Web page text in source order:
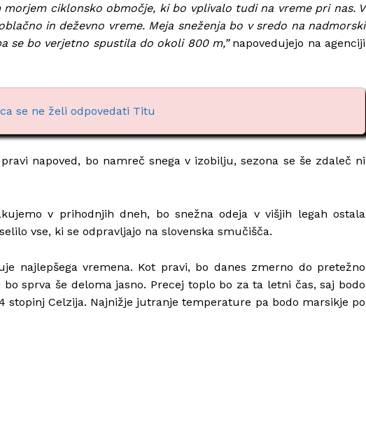
ciklonsko območje, ki bo vplivalo tudi na vreme pri nas. V
in deževno vreme. Meja sneženja bo v sredo na nadmorski
se bo verjetno spustila do okoli 800 m,”napovedujejo na agenciji
se ne želi odpovedati Titu
napoved, bo namreč snega v izobilju, sezona se še zdaleč ni
v prihodnjih dneh, bo snežna odeja v višjih legah ostala
vse, ki se odpravljajo na slovenska smučišča.
najlepšega vremena. Kot pravi, bo danes zmerno do pretežno
sprva še deloma jasno. Precej toplo bo za ta letni čas, saj bodo
stopinj Celzija. Najnižje jutranje temperature pa bodo marsikje po